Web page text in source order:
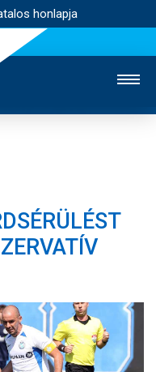
honlapja
STADION